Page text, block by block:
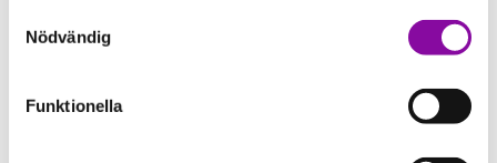
Om du klickar på avvisa kommer användning av kakor
eller delning av information enligt ovan, inte att ske,
förutom för kakor som är nödvändiga för att hemsidan
ska fungera se mer under inställningar.
Nödvändig
Funktionella
Fyll i din e-postadress